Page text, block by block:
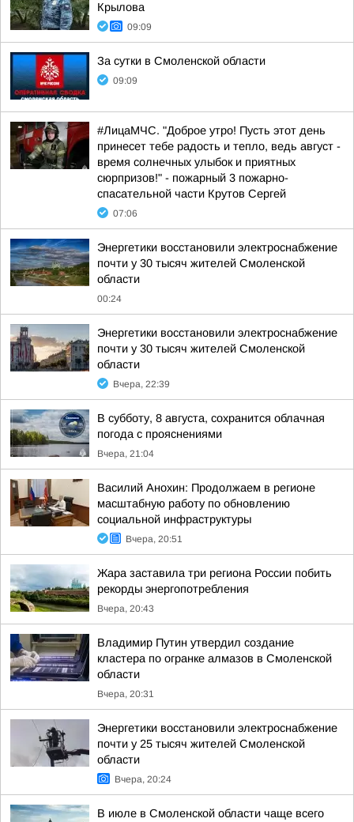
Крылова
09:09
За сутки в Смоленской области
09:09
#ЛицаМЧС. "Доброе утро! Пусть этот день
принесет тебе радость и тепло, ведь август -
время солнечных улыбок и приятных
сюрпризов!" - пожарный 3 пожарно-
спасательной части Крутов Сергей
07:06
Энергетики восстановили электроснабжение
почти у 30 тысяч жителей Смоленской
области
00:24
Энергетики восстановили электроснабжение
почти у 30 тысяч жителей Смоленской
области
Вчера, 22:39
В субботу, 8 августа, сохранится облачная
погода с прояснениями
Вчера, 21:04
Василий Анохин: Продолжаем в регионе
масштабную работу по обновлению
социальной инфраструктуры
Вчера, 20:51
Жара заставила три региона России побить
рекорды энергопотребления
Вчера, 20:43
Владимир Путин утвердил создание
кластера по огранке алмазов в Смоленской
области
Вчера, 20:31
Энергетики восстановили электроснабжение
почти у 25 тысяч жителей Смоленской
области
Вчера, 20:24
В июле в Смоленской области чаще всего